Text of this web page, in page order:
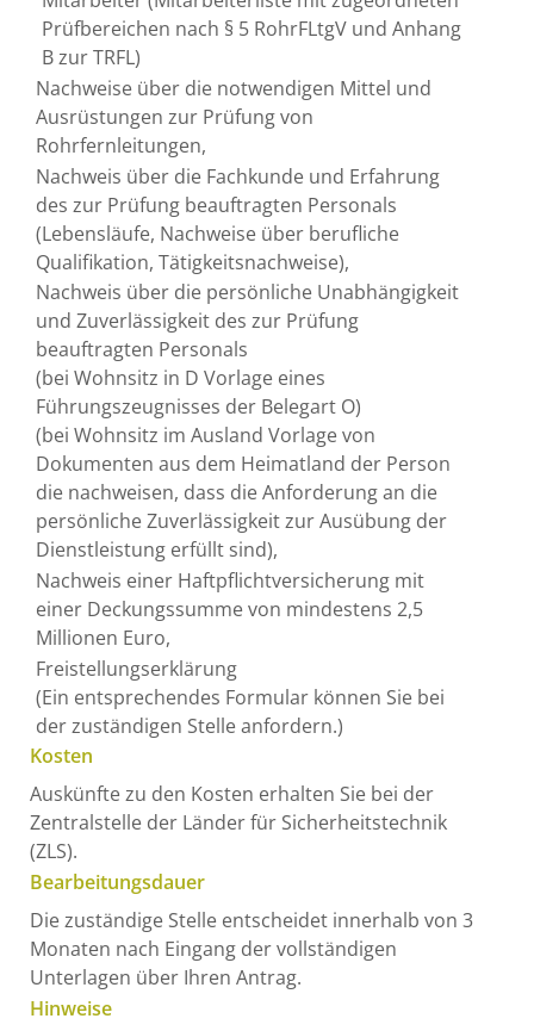
Prüfbereichen nach § 5 RohrFLtgV und Anhang
B zur TRFL)
Nachweise über die notwendigen Mittel und
Ausrüstungen zur Prüfung von
Rohrfernleitungen,
Nachweis über die Fachkunde und Erfahrung
des zur Prüfung beauftragten Personals
(Lebensläufe, Nachweise über berufliche
Qualifikation, Tätigkeitsnachweise),
Nachweis über die persönliche Unabhängigkeit
und Zuverlässigkeit des zur Prüfung
beauftragten Personals
(bei Wohnsitz in D Vorlage eines
Führungszeugnisses der Belegart O)
(bei Wohnsitz im Ausland Vorlage von
Dokumenten aus dem Heimatland der Person
die nachweisen, dass die Anforderung an die
persönliche Zuverlässigkeit zur Ausübung der
Dienstleistung erfüllt sind),
Nachweis einer Haftpflichtversicherung mit
einer Deckungssumme von mindestens 2,5
Millionen Euro,
Freistellungserklärung
(Ein entsprechendes Formular können Sie bei
der zuständigen Stelle anfordern.)
Kosten
Auskünfte zu den Kosten erhalten Sie bei der
Zentralstelle der Länder für Sicherheitstechnik
(ZLS).
Bearbeitungsdauer
Die zuständige Stelle entscheidet innerhalb von 3
Monaten nach Eingang der vollständigen
Unterlagen über Ihren Antrag.
Hinweise